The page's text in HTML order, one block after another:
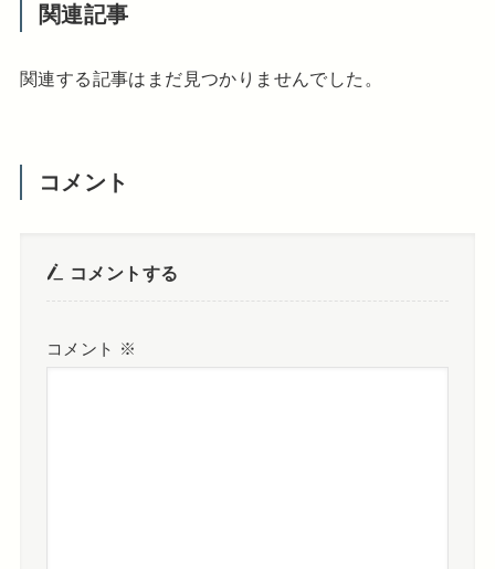
関連記事
関連する記事はまだ見つかりませんでした。
コメント
コメントする
コメント ※